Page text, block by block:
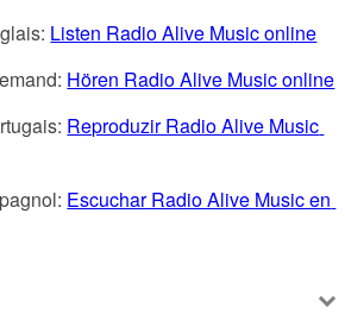
Listen Radio Alive Music online
Hören Radio Alive Music online
Reproduzir Radio Alive Music
Escuchar Radio Alive Music en